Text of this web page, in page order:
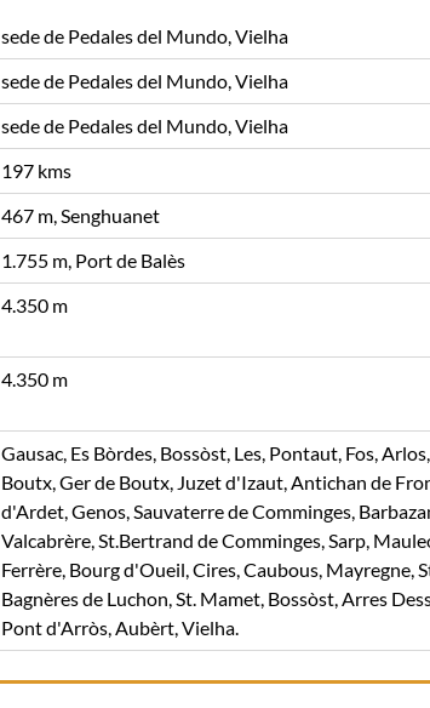
sede de Pedales del Mundo, Vielha
sede de Pedales del Mundo, Vielha
sede de Pedales del Mundo, Vielha
197 kms
467 m, Senghuanet
1.755 m, Port de Balès
4.350 m
4.350 m
Gausac, Es Bòrdes, Bossòst, Les, Pontaut, Fos,
Boutx, Ger de Boutx, Juzet d'Izaut, Antichan de
d'Ardet, Genos, Sauvaterre de Comminges,
Valcabrère, St.Bertrand de Comminges, Sarp,
Ferrère, Bourg d'Oueil, Cires, Caubous, Mayregne,
Bagnères de Luchon, St. Mamet, Bossòst, Arres
Pont d'Arròs, Aubèrt, Vielha.